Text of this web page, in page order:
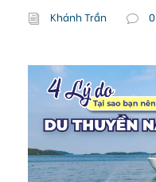
Khánh Trần 0